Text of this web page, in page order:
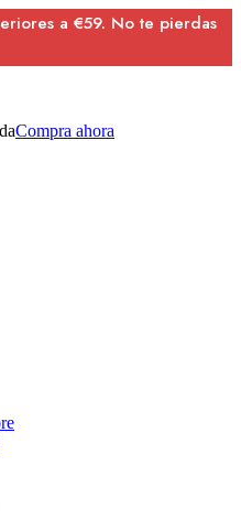
a €59. No te pierdas
Compra ahora